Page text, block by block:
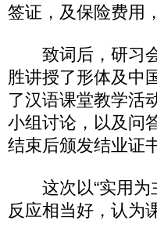
签证，及保险费用
致词后，研习会
胜讲授了形体及中
了汉语课堂教学活
小组讨论，以及问
结束后颁发结业证
这次以“实用为
反应相当好，认为